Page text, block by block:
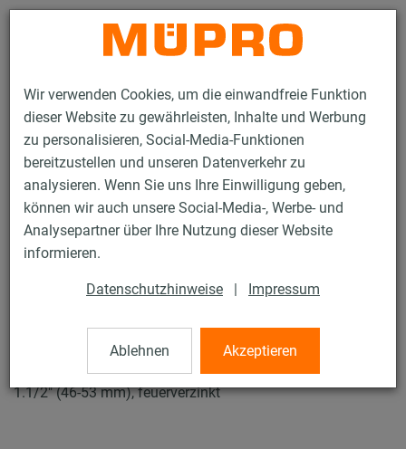
Wir verwenden Cookies, um die einwandfreie Funktion
dieser Website zu gewährleisten, Inhalte und Werbung
zu personalisieren, Social-Media-Funktionen
bereitzustellen und unseren Datenverkehr zu
analysieren. Wenn Sie uns Ihre Einwilligung geben,
können wir auch unsere Social-Media-, Werbe- und
Analysepartner über Ihre Nutzung dieser Website
informieren.
Datenschutzhinweise | Impressum
Ablehnen Akzeptieren
Kontakt
Produkte Befestigungstechnik
Schallschutz
Rohrschellen mit Schalldämmung
Schraubrohrschellen
Schraubrohrschellen
Schraubrohrschelle DÄMMGULAST® schwarz, M8/M10,
1.1/2" (46-53 mm), feuerverzinkt